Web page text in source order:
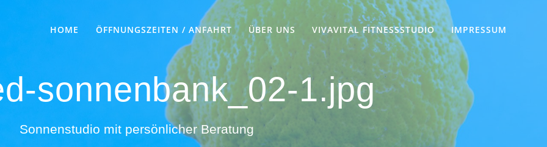
HOME ÖFFNUNGSZEITEN / ANFAHRT ÜBER UNS VIVAVITAL FITNESSSTUDIO IMPRESSUM
sonnenbank_02-1.jpg
Sonnenstudio mit persönlicher Beratung